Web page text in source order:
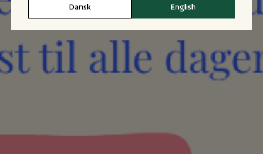
Dansk English